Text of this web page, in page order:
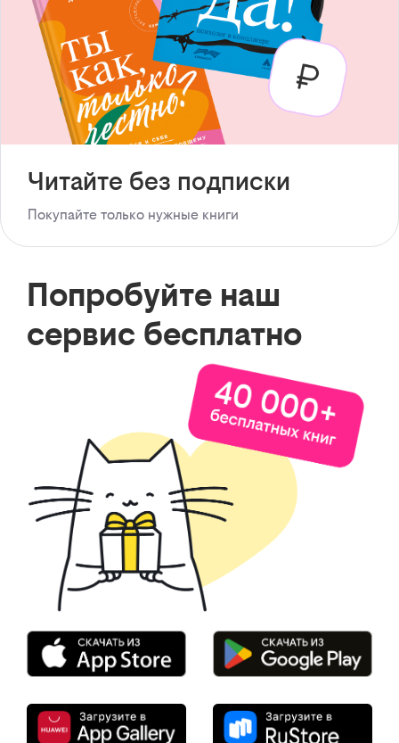
Читайте без подписки
Покупайте только нужные книги
Попробуйте наш
сервис бесплатно